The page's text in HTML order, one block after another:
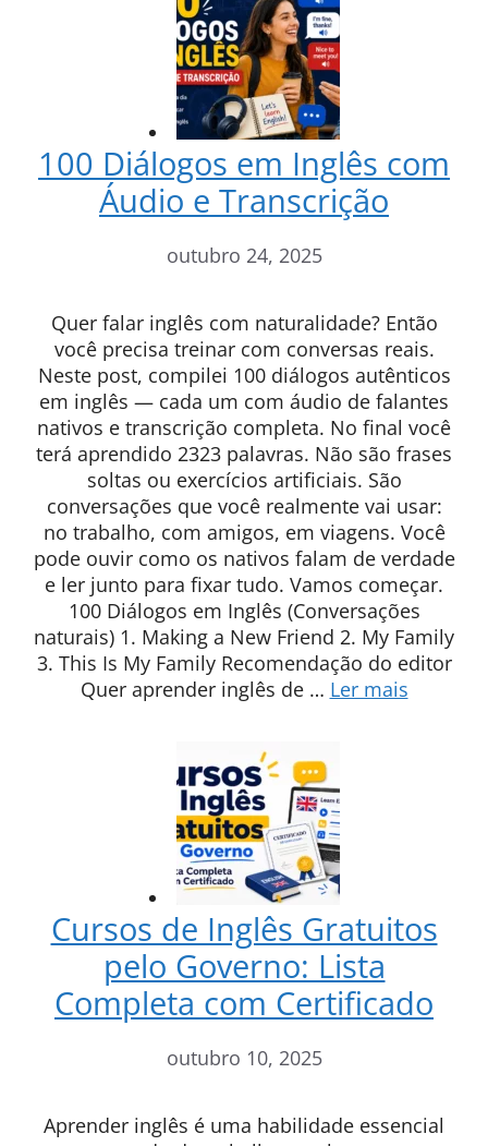
100 Diálogos em Inglês com
Áudio e Transcrição
outubro 24, 2025
Quer falar inglês com naturalidade? Então
você precisa treinar com conversas reais.
Neste post, compilei 100 diálogos autênticos
em inglês — cada um com áudio de falantes
nativos e transcrição completa. No final você
terá aprendido 2323 palavras. Não são frases
soltas ou exercícios artificiais. São
conversações que você realmente vai usar:
no trabalho, com amigos, em viagens. Você
pode ouvir como os nativos falam de verdade
e ler junto para fixar tudo. Vamos começar.
100 Diálogos em Inglês (Conversações
naturais) 1. Making a New Friend 2. My Family
3. This Is My Family Recomendação do editor
Quer aprender inglês de … Ler mais
Cursos de Inglês Gratuitos
pelo Governo: Lista
Completa com Certificado
outubro 10, 2025
Aprender inglês é uma habilidade essencial